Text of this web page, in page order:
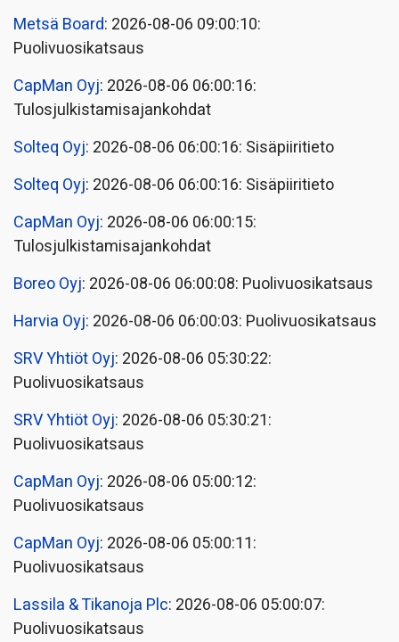
Metsä Board: 2026-08-06 09:00:10:
Puolivuosikatsaus
CapMan Oyj: 2026-08-06 06:00:16:
Tulosjulkistamisajankohdat
Solteq Oyj: 2026-08-06 06:00:16: Sisäpiiritieto
Solteq Oyj: 2026-08-06 06:00:16: Sisäpiiritieto
CapMan Oyj: 2026-08-06 06:00:15:
Tulosjulkistamisajankohdat
Boreo Oyj: 2026-08-06 06:00:08: Puolivuosikatsaus
Harvia Oyj: 2026-08-06 06:00:03: Puolivuosikatsaus
SRV Yhtiöt Oyj: 2026-08-06 05:30:22:
Puolivuosikatsaus
SRV Yhtiöt Oyj: 2026-08-06 05:30:21:
Puolivuosikatsaus
CapMan Oyj: 2026-08-06 05:00:12:
Puolivuosikatsaus
CapMan Oyj: 2026-08-06 05:00:11:
Puolivuosikatsaus
Lassila & Tikanoja Plc: 2026-08-06 05:00:07:
Puolivuosikatsaus